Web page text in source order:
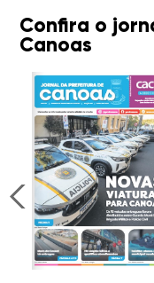
Confira o
Canoas